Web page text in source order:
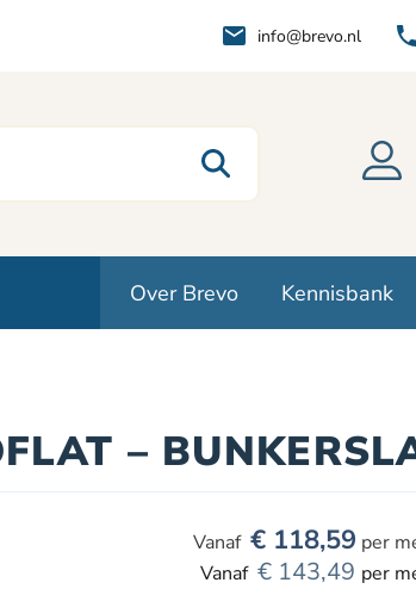
info@brevo.nl
Over Brevo Kennisbank
–
€ 143,49 per
€ 118,59 per